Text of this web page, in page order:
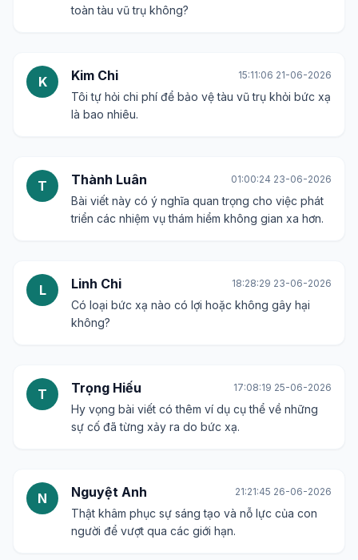
toàn tàu vũ trụ không?
K Kim Chi 15:11:06 21-06-2026
Tôi tự hỏi chi phí để bảo vệ tàu vũ trụ khỏi bức xạ
là bao nhiêu.
T Thành Luân 01:00:24 23-06-2026
Bài viết này có ý nghĩa quan trọng cho việc phát
triển các nhiệm vụ thám hiểm không gian xa hơn.
L Linh Chi 18:28:29 23-06-2026
Có loại bức xạ nào có lợi hoặc không gây hại
không?
T Trọng Hiếu 17:08:19 25-06-2026
Hy vọng bài viết có thêm ví dụ cụ thể về những
sự cố đã từng xảy ra do bức xạ.
N Nguyệt Anh 21:21:45 26-06-2026
Thật khâm phục sự sáng tạo và nỗ lực của con
người để vượt qua các giới hạn.